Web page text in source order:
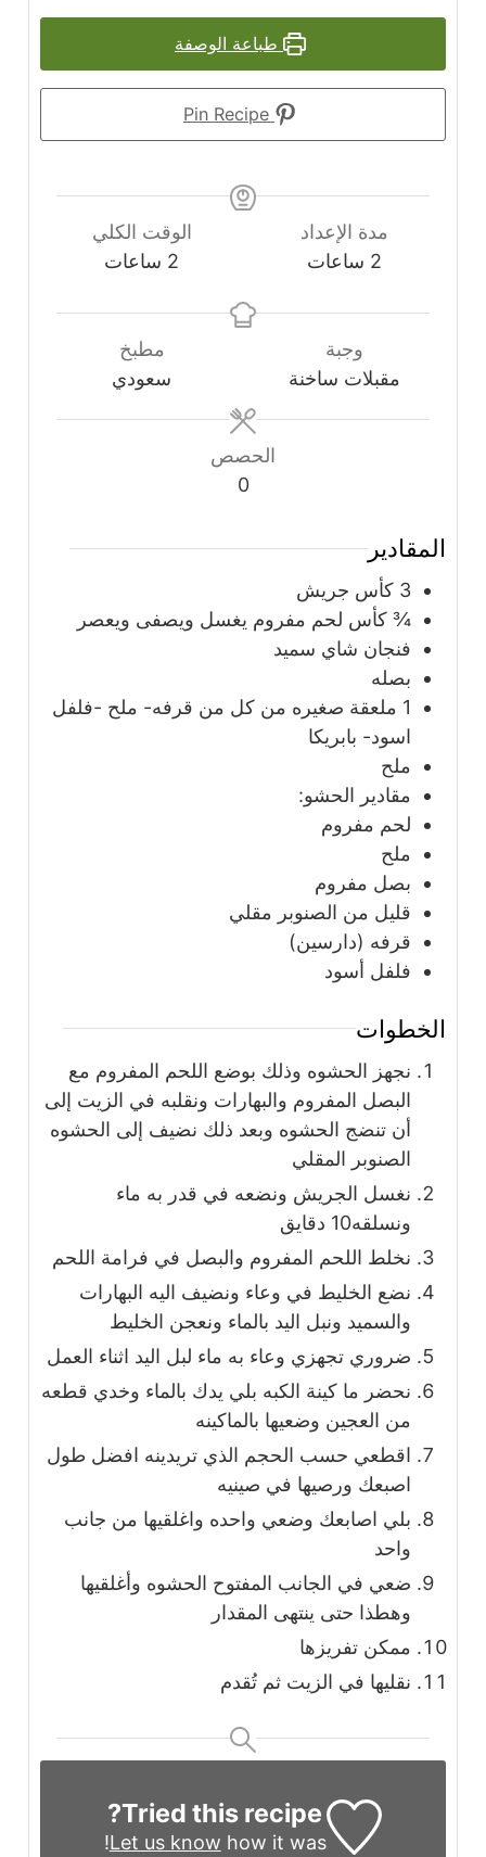
طباعة الوصفة
Pin Recipe
مدة الإعداد
2 ساعات
ساعات
الوقت الكلي
2ساعات
ساعات
وجبة
مقبلات ساخنة
مطبخ
سعودي
الحصص
0
المقادير
3 كأس جريش
¾ كأس لحم مفروم يغسل ويصفى ويعصر
فنجان شاي سميد
بصله
1 ملعقة صغيره من كل من قرفه- ملح -فلفل
اسود- بابريكا
ملح
مقادير الحشو:
لحم مفروم
ملح
بصل مفروم
قليل من الصنوبر مقلي
قرفه (دارسين)
فلفل أسود
الخطوات
نجهز الحشوه وذلك بوضع اللحم المفروم مع
البصل المفروم والبهارات ونقلبه في الزيت إلى
أن تنضج الحشوه وبعد ذلك نضيف إلى الحشوه
الصنوبر المقلي
نغسل الجريش ونضعه في قدر به ماء
ونسلقه10 دقايق
نخلط اللحم المفروم والبصل في فرامة اللحم
نضع الخليط في وعاء ونضيف اليه البهارات
والسميد ونبل اليد بالماء ونعجن الخليط
ضروري تجهزي وعاء به ماء لبل اليد اثناء العمل
نحضر ما كينة الكبه بلي يدك بالماء وخدي قطعه
من العجين وضعيها بالماكينه
اقطعي حسب الحجم الذي تريدينه افضل طول
اصبعك ورصيها في صينيه
بلي اصابعك وضعي واحده واغلقيها من جانب
واحد
ضعي في الجانب المفتوح الحشوه وأغلقيها
وهطذا حتى ينتهى المقدار
ممكن تفريزها
نقليها في الزيت ثم تُقدم
Tried this recipe?
Let us know how it was!